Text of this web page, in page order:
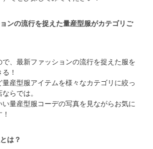
ンの流行を捉えた量産型服がカテゴリご
、最新ファッションの流行を捉えた服を
！
量産型服アイテムを様々なカテゴリに絞っ
らでは。
い量産型服コーデの写真を見ながらお気に
は？